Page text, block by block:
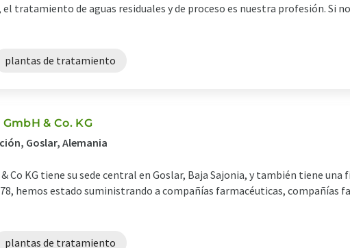
tratamiento de aguas residuales y de proceso es nuestra profesión. Si
plantas de tratamiento
GmbH & Co. KG
Goslar, Alemania
& Co KG tiene su sede central en Goslar, Baja Sajonia, y también tiene
hemos estado suministrando a compañías farmacéuticas, compañías
plantas de tratamiento